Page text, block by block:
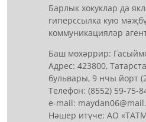
Барлык хокуклар да
гиперссылка кую
коммуникацияләр
Баш мөхәррир:
Адрес: 423800,
бульвары, 9 нчы йорт
Телефон: (8552) 59-75-
е-mail:
Нәшер итүче: АО